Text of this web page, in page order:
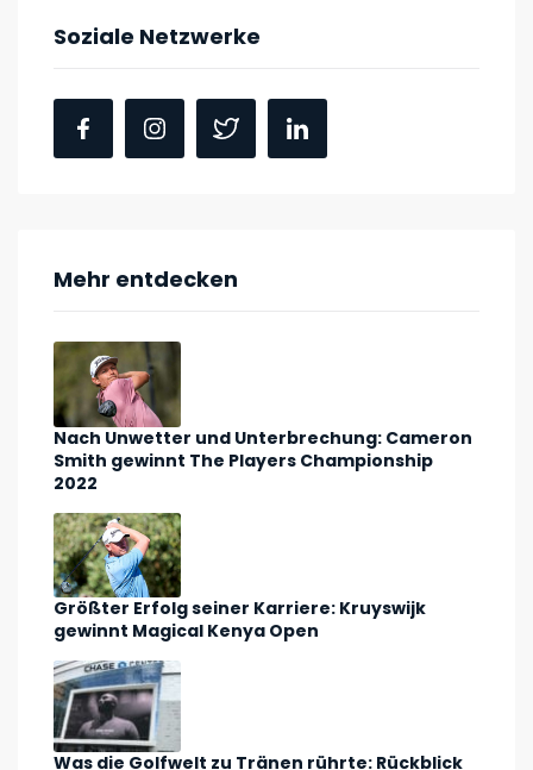
Soziale Netzwerke
Mehr entdecken
Nach Unwetter und Unterbrechung: Cameron
Smith gewinnt The Players Championship
2022
Größter Erfolg seiner Karriere: Kruyswijk
gewinnt Magical Kenya Open
Was die Golfwelt zu Tränen rührte: Rückblick